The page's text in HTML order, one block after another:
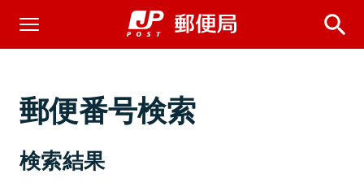
郵便番号検索
検索結果